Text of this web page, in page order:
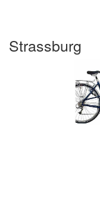
Strassburg